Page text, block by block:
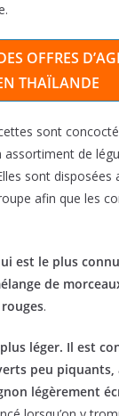
OFFRES
THAÏLANDE
sont
assortiment de
sont disposées
afin que les
est le plus
de
.
léger. Il est
peu piquants,
légèrement